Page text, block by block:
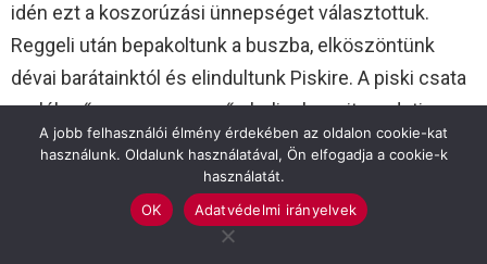
idén ezt a koszorúzási ünnepséget választottuk.
Reggeli után bepakoltunk a buszba, elköszöntünk
dévai barátainktól és elindultunk Piskire. A piski csata
emlékműve egy egyszerű obeliszk, amit eredeti
helyéről a katolikus templom udvarára menekítettek a
helyiek sok évtizeddel ezelőtt. Az ünneplők kis
csoportja nagy szeretettel fogadott minket. Diákjaink
tartották a zászlókat, Winkler Gyula Európa Parlamenti
A jobb felhasználói élmény érdekében az oldalon cookie-kat
használunk. Oldalunk használatával, Ön elfogadja a cookie-k
használatát.
OK
Adatvédelmi irányelvek